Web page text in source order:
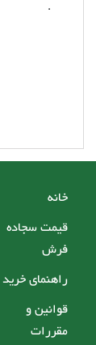
.
خانه
قیمت سجاده
فرش
راهنمای خرید
قوانین و
مقررات